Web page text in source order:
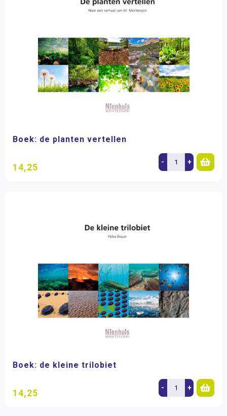
Boek: de planten vertellen
14,25 - +
Boek: de kleine trilobiet
14,25 - +